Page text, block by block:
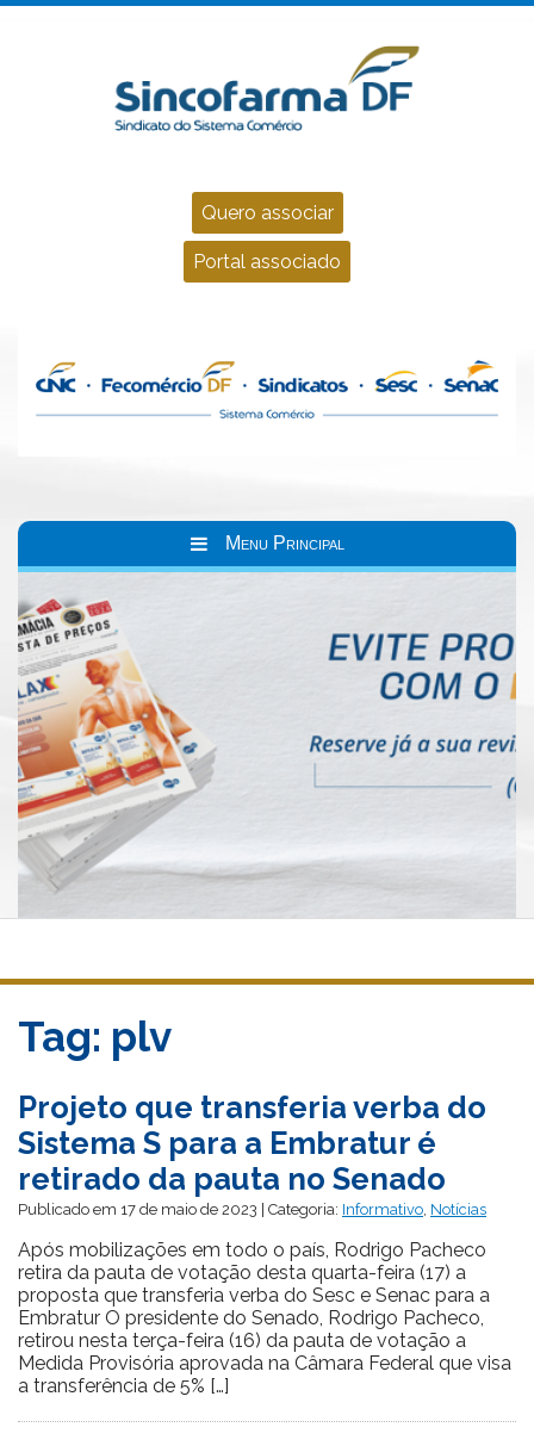
Quero associar
Portal associado
Menu Principal
Tag: plv
Projeto que transferia verba do
Sistema S para a Embratur é
retirado da pauta no Senado
Publicado em 17 de maio de 2023 | Categoria: Informativo, Notícias
Após mobilizações em todo o país, Rodrigo Pacheco
retira da pauta de votação desta quarta-feira (17) a
proposta que transferia verba do Sesc e Senac para a
Embratur O presidente do Senado, Rodrigo Pacheco,
retirou nesta terça-feira (16) da pauta de votação a
Medida Provisória aprovada na Câmara Federal que visa
a transferência de 5% […]